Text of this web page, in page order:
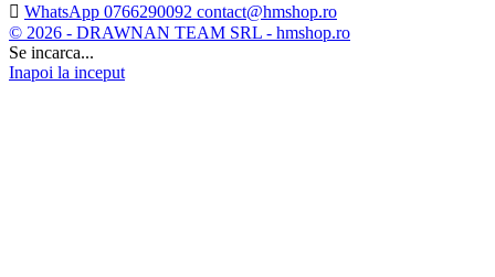
 WhatsApp 0766290092 contact@hmshop.ro
© 2026 - DRAWNAN TEAM SRL - hmshop.ro
Se incarca...
Inapoi la inceput